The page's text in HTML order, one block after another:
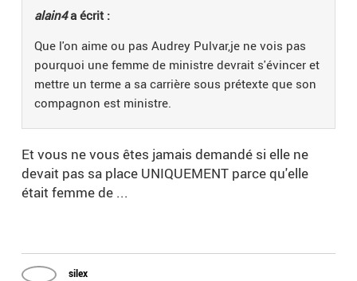
alain4a écrit :
Que l'on aime ou pas Audrey Pulvar,je ne vois pas
pourquoi une femme de ministre devrait s'évincer et
mettre un terme a sa carrière sous prétexte que son
compagnon est ministre.
Et vous ne vous êtes jamais demandé si elle ne
devait pas sa place UNIQUEMENT parce qu'elle
était femme de ...
silex